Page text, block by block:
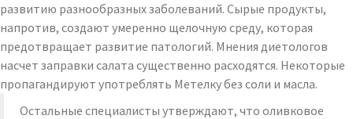
развитию разнообразных заболеваний. Сырые продукты,
напротив, создают умеренно щелочную среду, которая
предотвращает развитие патологий. Мнения диетологов
насчет заправки салата существенно расходятся. Некоторые
пропагандируют употреблять Метелку без соли и масла.
Остальные специалисты утверждают, что оливковое